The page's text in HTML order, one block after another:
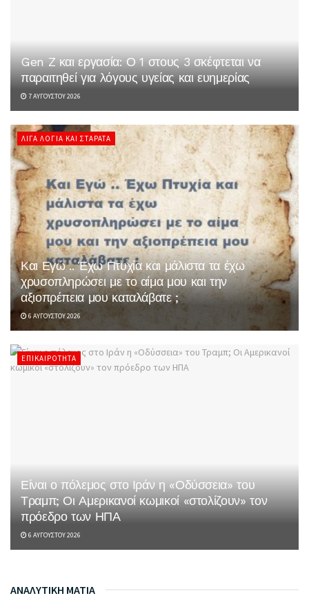
Gen Z και εργασία: Ο 1 στους 3 σκέφτεται να
παραιτηθεί για λόγους υγείας και ευημερίας
7 ΑΥΓΟΎΣΤΟΥ 2026
ΛΊΓΑ ΛΌΓΙΑ ΚΑΙ ΣΤΑΡΆΤΑ
Και Εγώ .. Έχω Πτυχία και μάλιστα τα έχω
χρυσοπληρώσει με το αίμα μου και την
αξιοπρέπεια μου καταλάβατε ;
6 ΑΥΓΟΎΣΤΟΥ 2026
ΕΠΙΚΑΙΡΌΤΗΤΑ
Είναι ο πόλεμος στο Ιράν η «Οδύσσεια» του
Τραμπ; Οι Αμερικανοί κωμικοί «στολίζουν» τον
πρόεδρο των ΗΠΑ
6 ΑΥΓΟΎΣΤΟΥ 2026
ΑΝΑΛΥΤΙΚΗ ΜΑΤΙΑ